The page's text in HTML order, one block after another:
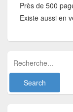
Près de 500
Existe aussi en